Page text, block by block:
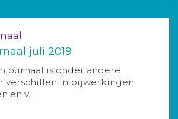
juli 2019
is onder andere
verschillen in bijwerkingen
en v...